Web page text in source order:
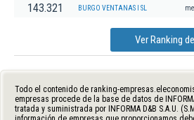
143.321 BURGO VENTANAS I SL
Ver Ranking
Todo el contenido de ranking-
empresas procede de la base de datos de
tratada y suministrada por INFORMA D&B S.A.U.